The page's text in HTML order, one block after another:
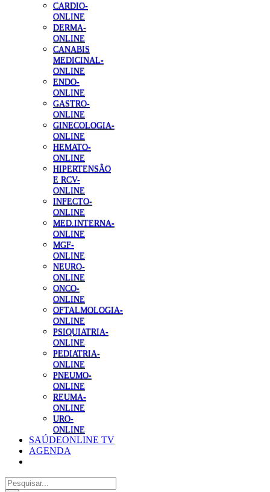
CARDIO-
ONLINE
DERMA-
ONLINE
CANABIS
MEDICINAL-
ONLINE
ENDO-
ONLINE
GASTRO-
ONLINE
GINECOLOGIA-
ONLINE
HEMATO-
ONLINE
HIPERTENSÃO
E RCV-
ONLINE
INFECTO-
ONLINE
MED.INTERNA-
ONLINE
MGF-
ONLINE
NEURO-
ONLINE
ONCO-
ONLINE
OFTALMOLOGIA-
ONLINE
PSIQUIATRIA-
ONLINE
PEDIATRIA-
ONLINE
PNEUMO-
ONLINE
REUMA-
ONLINE
URO-
ONLINE
SAÚDEONLINE TV
AGENDA
Pesquisar